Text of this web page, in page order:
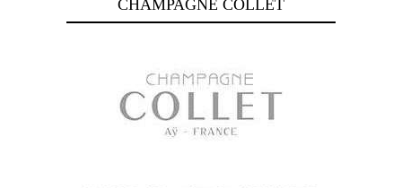
CHAMPAGNE COLLET